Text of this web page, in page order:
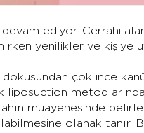
ediyor. Cerrahi
yenilikler ve kişiye
çok ince
liposuction
muayenesinde
olanak tanır.